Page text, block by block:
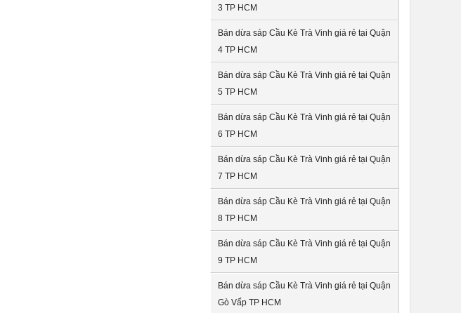
3 TP HCM
Bán dừa sáp Cầu Kè Trà Vinh giá rẻ tại Quận
4 TP HCM
Bán dừa sáp Cầu Kè Trà Vinh giá rẻ tại Quận
5 TP HCM
Bán dừa sáp Cầu Kè Trà Vinh giá rẻ tại Quận
6 TP HCM
Bán dừa sáp Cầu Kè Trà Vinh giá rẻ tại Quận
7 TP HCM
Bán dừa sáp Cầu Kè Trà Vinh giá rẻ tại Quận
8 TP HCM
Bán dừa sáp Cầu Kè Trà Vinh giá rẻ tại Quận
9 TP HCM
Bán dừa sáp Cầu Kè Trà Vinh giá rẻ tại Quận
Gò Vấp TP HCM